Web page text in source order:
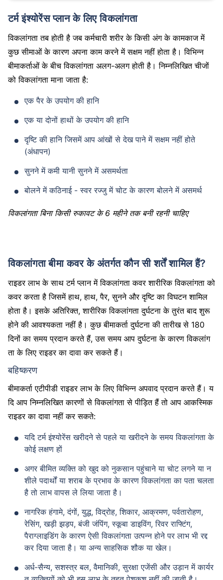
टर्म इंश्योरेंस प्लान के लिए विकलांगता
विकलांगता तब होती है जब कर्मचारी शरीर के किसी अंग के कामकाज में
कुछ सीमाओं के कारण अपना काम करने में सक्षम नहीं होता है। विभिन्न
बीमाकर्ताओं के बीच विकलांगता अलग-अलग होती है। निम्नलिखित चीजों
को विकलांगता माना जाता है:
एक पैर के उपयोग की हानि
एक या दोनों हाथों के उपयोग की हानि
दृष्टि की हानि जिसमें आप आंखों से देख पाने में सक्षम नहीं होते
(अंधापन)
सुनने में कमी यानी सुनने में असमर्थता
बोलने में कठिनाई - स्वर रज्जु में चोट के कारण बोलने में असमर्थ
विकलांगता बिना किसी रुकावट के 6 महीने तक बनी रहनी चाहिए
विकलांगता बीमा कवर के अंतर्गत कौन सी शर्तें शामिल हैं?
राइडर लाभ के साथ टर्म प्लान में विकलांगता कवर शारीरिक विकलांगता को
कवर करता है जिसमें हाथ, हाथ, पैर, सुनने और दृष्टि का विघटन शामिल
होता है। इसके अतिरिक्त, शारीरिक विकलांगता दुर्घटना के तुरंत बाद शुरू
होने की आवश्यकता नहीं है। कुछ बीमाकर्ता दुर्घटना की तारीख से 180
दिनों का समय प्रदान करते हैं, उस समय आप दुर्घटना के कारण विकलांग
ता के लिए राइडर का दावा कर सकते हैं।
बहिष्करण
बीमाकर्ता एटीपीडी राइडर लाभ के लिए विभिन्न अपवाद प्रदान करते हैं। य
दि आप निम्नलिखित कारणों से विकलांगता से पीड़ित हैं तो आप आकस्मिक
राइडर का दावा नहीं कर सकते:
यदि टर्म इंश्योरेंस खरीदने से पहले या खरीदने के समय विकलांगता के
कोई लक्षण हों
अगर बीमित व्यक्ति को खुद को नुकसान पहुंचाने या चोट लगने या न
शीले पदार्थों या शराब के प्रभाव के कारण विकलांगता का पता चलता
है तो लाभ वापस ले लिया जाता है।
नागरिक हंगामे, दंगों, युद्ध, विद्रोह, शिकार, आक्रमण, पर्वतारोहण,
रेसिंग, खड़ी झड़प, बंजी जंपिंग, स्कूबा डाइविंग, रिवर राफ्टिंग,
पैराग्लाइडिंग के कारण ऐसी विकलांगता उत्पन्न होने पर लाभ भी रद्द
कर दिया जाता है। या अन्य साहसिक शौक या खेल।
अर्ध-सैन्य, सशस्त्र बल, वैमानिकी, सुरक्षा एजेंसी और उड़ान में कार्यर
उम्र टर्म इंश्योरेंस प्रीमियम को
24 वर्ष
₹ 434/माह *
34 वर्ष
₹ 630/माह*
44 वर्ष